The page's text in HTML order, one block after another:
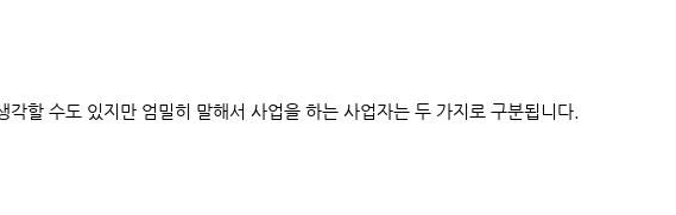
할 수도 있지만 엄밀히 말해서 사업을 하는 사업자는 두 가지로 구분됩니다.